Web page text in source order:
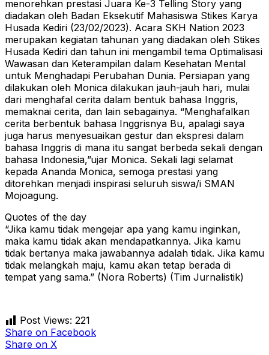
menorehkan prestasi Juara Ke-3 Telling Story yang
diadakan oleh Badan Eksekutif Mahasiswa Stikes Karya
Husada Kediri (23/02/2023). Acara SKH Nation 2023
merupakan kegiatan tahunan yang diadakan oleh Stikes
Husada Kediri dan tahun ini mengambil tema Optimalisasi
Wawasan dan Keterampilan dalam Kesehatan Mental
untuk Menghadapi Perubahan Dunia. Persiapan yang
dilakukan oleh Monica dilakukan jauh-jauh hari, mulai
dari menghafal cerita dalam bentuk bahasa Inggris,
memaknai cerita, dan lain sebagainya. “Menghafalkan
cerita berbentuk bahasa Inggrisnya Bu, apalagi saya
juga harus menyesuaikan gestur dan ekspresi dalam
bahasa Inggris di mana itu sangat berbeda sekali dengan
bahasa Indonesia,”ujar Monica. Sekali lagi selamat
kepada Ananda Monica, semoga prestasi yang
ditorehkan menjadi inspirasi seluruh siswa/i SMAN
Mojoagung.
Quotes of the day
“Jika kamu tidak mengejar apa yang kamu inginkan,
maka kamu tidak akan mendapatkannya. Jika kamu
tidak bertanya maka jawabannya adalah tidak. Jika kamu
tidak melangkah maju, kamu akan tetap berada di
tempat yang sama.” (Nora Roberts) (Tim Jurnalistik)
Post Views: 221
Share on Facebook
Share on X